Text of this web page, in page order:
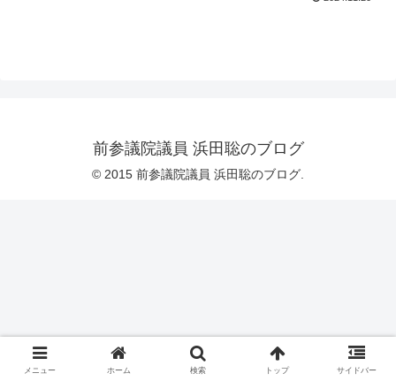
前参議院議員 浜田聡のブログ
© 2015 前参議院議員 浜田聡のブログ.
メニュー ホーム 検索 トップ サイドバー